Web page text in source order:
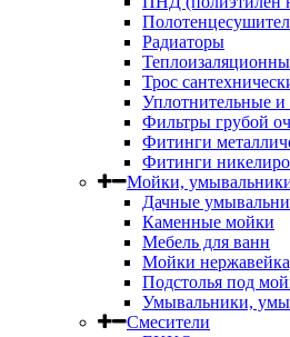
Радиаторы
Трос
Уплотнительные
Фильтры грубой
Фитинги
Фитинги
Мойки,
Дачные
Каменные мойки
Мебель для ванн
Мойки
Подстолья под
Умывальники,
Смесители